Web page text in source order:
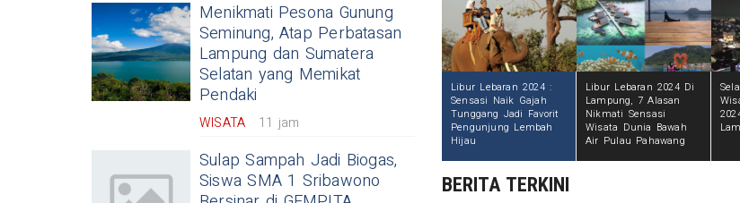
Menikmati Pesona Gunung
Seminung, Atap Perbatasan
Lampung dan Sumatera
Selatan yang Memikat
Pendaki
WISATA 11 jam
Sulap Sampah Jadi Biogas,
Siswa SMA 1 Sribawono
Libur Lebaran 2024 :
Sensasi Naik Gajah
Tunggang Jadi Favorit
Pengunjung Lembah
Hijau
Libur Lebaran 2024 Di
Lampung, 7 Alasan
Nikmati Sensasi
Wisata Dunia Bawah
Air Pulau Pahawang
BERITA TERKINI